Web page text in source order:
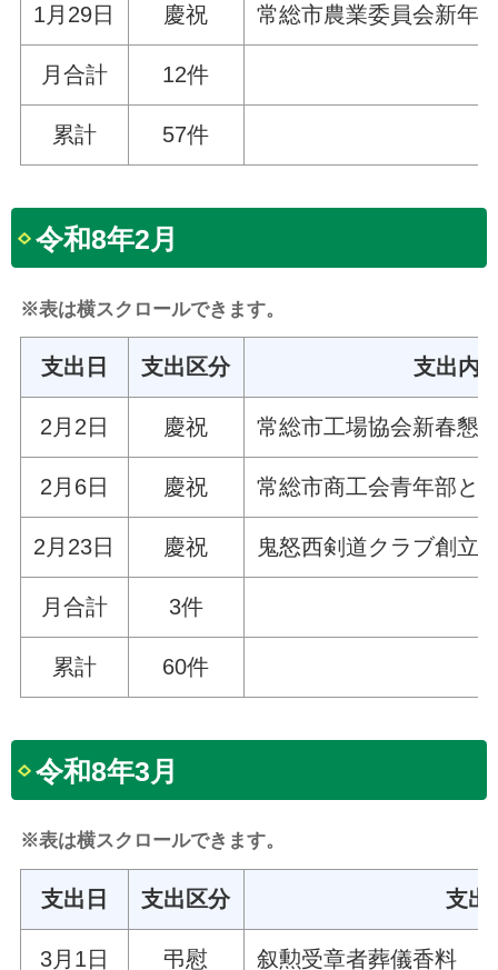
1月29日 慶祝 常総市農業委員会新年
月合計 12件
累計 57件
令和8年2月
※表は横スクロールできます。
支出日 支出区分 支出内
2月2日 慶祝 常総市工場協会新春懇
2月6日 慶祝 常総市商工会青年部と
2月23日 慶祝 鬼怒西剣道クラブ創立
月合計 3件
累計 60件
令和8年3月
※表は横スクロールできます。
支出日 支出区分 支出
3月1日 弔慰 叙勲受章者葬儀香料